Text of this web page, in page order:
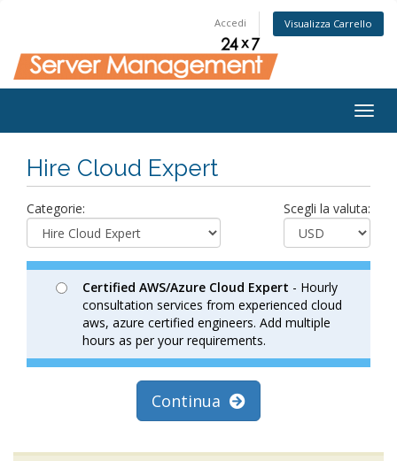
Accedi Visualizza Carrello
Hire Cloud Expert
Categorie: Scegli la valuta:
Certified AWS/Azure Cloud Expert - Hourly
consultation services from experienced cloud
aws, azure certified engineers. Add multiple
hours as per your requirements.
Continua